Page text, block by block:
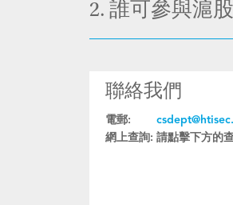
2. 誰可參與滬
聯絡我們
電郵:
網上查詢: 請點擊下方的